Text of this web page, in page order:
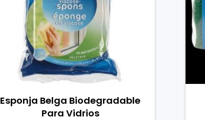
Esponja Belga Biodegradable
Para Vidrios